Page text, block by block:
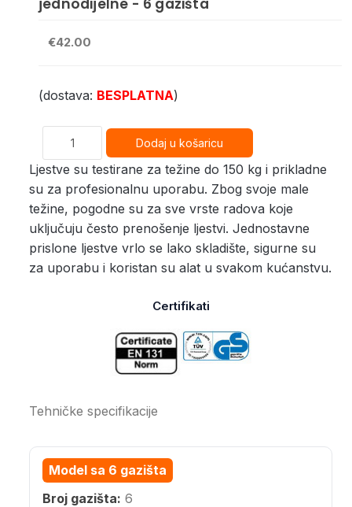
jednodijelne - 6 gazišta
€42.00
(dostava: BESPLATNA)
Ljestve su testirane za težine do 150 kg i prikladne
su za profesionalnu uporabu. Zbog svoje male
težine, pogodne su za sve vrste radova koje
uključuju često prenošenje ljestvi. Jednostavne
prislone ljestve vrlo se lako skladište, sigurne su
za uporabu i koristan su alat u svakom kućanstvu.
Certifikati
Tehničke specifikacije
Model sa 6 gazišta
Broj gazišta: 6